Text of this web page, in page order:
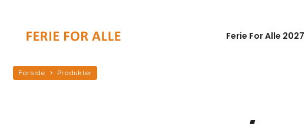
Ferie For Alle 2027
Forside Produkter